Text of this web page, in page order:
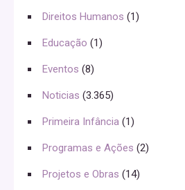
Direitos Humanos (1)
Educação (1)
Eventos (8)
Noticias (3.365)
Primeira Infância (1)
Programas e Ações (2)
Projetos e Obras (14)